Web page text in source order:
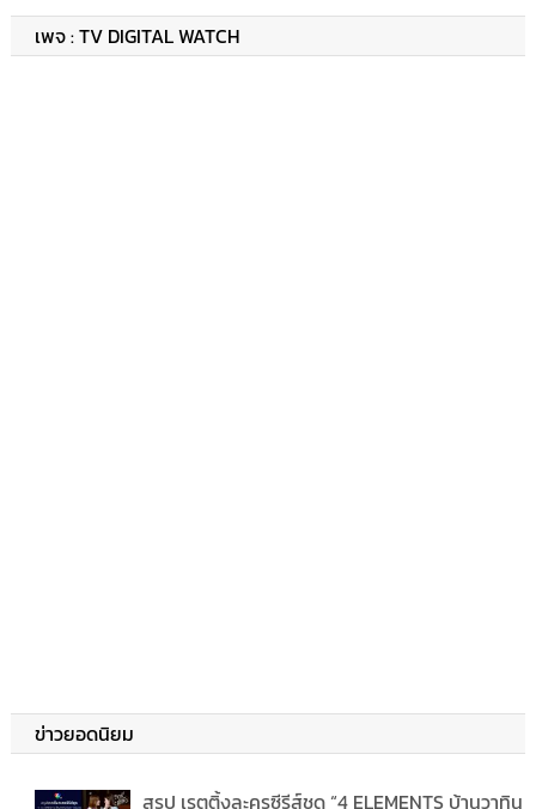
เพจ : TV DIGITAL WATCH
ข่าวยอดนิยม
สรุป เรตติ้งละครซีรีส์ชุด “4 ELEMENTS บ้านวาทิน